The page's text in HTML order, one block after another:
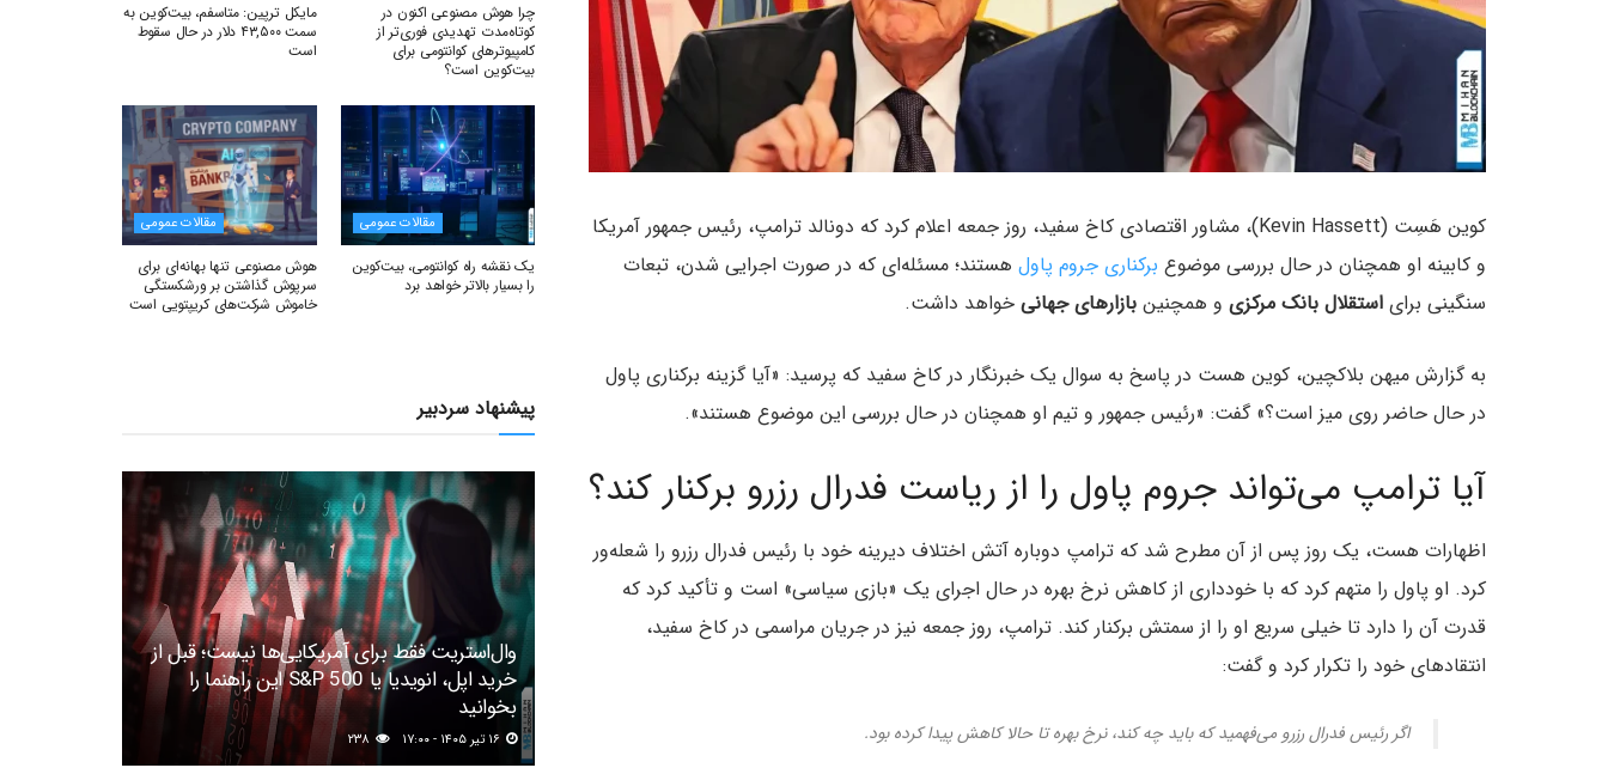
کوین هَسِت (Kevin Hassett)، مشاور اقتصادی کاخ سفید، روز جمعه اعلام کرد که دونالد ترامپ، رئیس‌ جمهور آمریکا
و کابینه او همچنان در حال بررسی موضوع برکناری جروم پاول هستند؛ مسئله‌ای که در صورت اجرایی شدن، تبعات
سنگینی برای استقلال بانک مرکزی و همچنین بازارهای جهانی خواهد داشت.
به گزارش میهن بلاکچین، کوین هست در پاسخ به سوال یک خبرنگار در کاخ سفید که پرسید: «آیا گزینه‌ برکناری پاول
در حال حاضر روی میز است؟» گفت: «رئیس‌ جمهور و تیم او همچنان در حال بررسی این موضوع هستند».
آیا ترامپ می‌تواند جروم پاول را از ریاست فدرال رزرو برکنار کند؟
اظهارات هست، یک روز پس از آن مطرح شد که ترامپ دوباره آتش اختلاف دیرینه خود با رئیس فدرال رزرو را شعله‌ور
کرد. او پاول را متهم کرد که با خودداری از کاهش نرخ بهره در حال اجرای یک «بازی سیاسی» است و تأکید کرد که
قدرت آن را دارد تا خیلی سریع او را از سمتش برکنار کند. ترامپ، روز جمعه نیز در جریان مراسمی در کاخ سفید،
انتقادهای خود را تکرار کرد و گفت:
اگر رئیس فدرال رزرو می‌فهمید که باید چه کند، نرخ بهره تا حالا کاهش پیدا کرده بود.
چرا هوش مصنوعی اکنون در
کوتاه‌مدت تهدیدی فوری‌تر از
کامپیوترهای کوانتومی برای
بیت‌کوین است؟
مایکل ترپین: متاسفم، بیت‌کوین به
سمت ۴۳,۵۰۰ دلار در حال سقوط
است
مقالات عمومی
یک نقشه راه کوانتومی، بیت‌کوین
را بسیار بالاتر خواهد برد
مقالات عمومی
هوش مصنوعی تنها بهانه‌ای برای
سرپوش گذاشتن بر ورشکستگی
خاموش شرکت‌های کریپتویی است
پیشنهاد سردبیر
وال‌استریت فقط برای آمریکایی‌ها نیست؛ قبل از
خرید اپل، انویدیا یا S&P 500 این راهنما را
بخوانید